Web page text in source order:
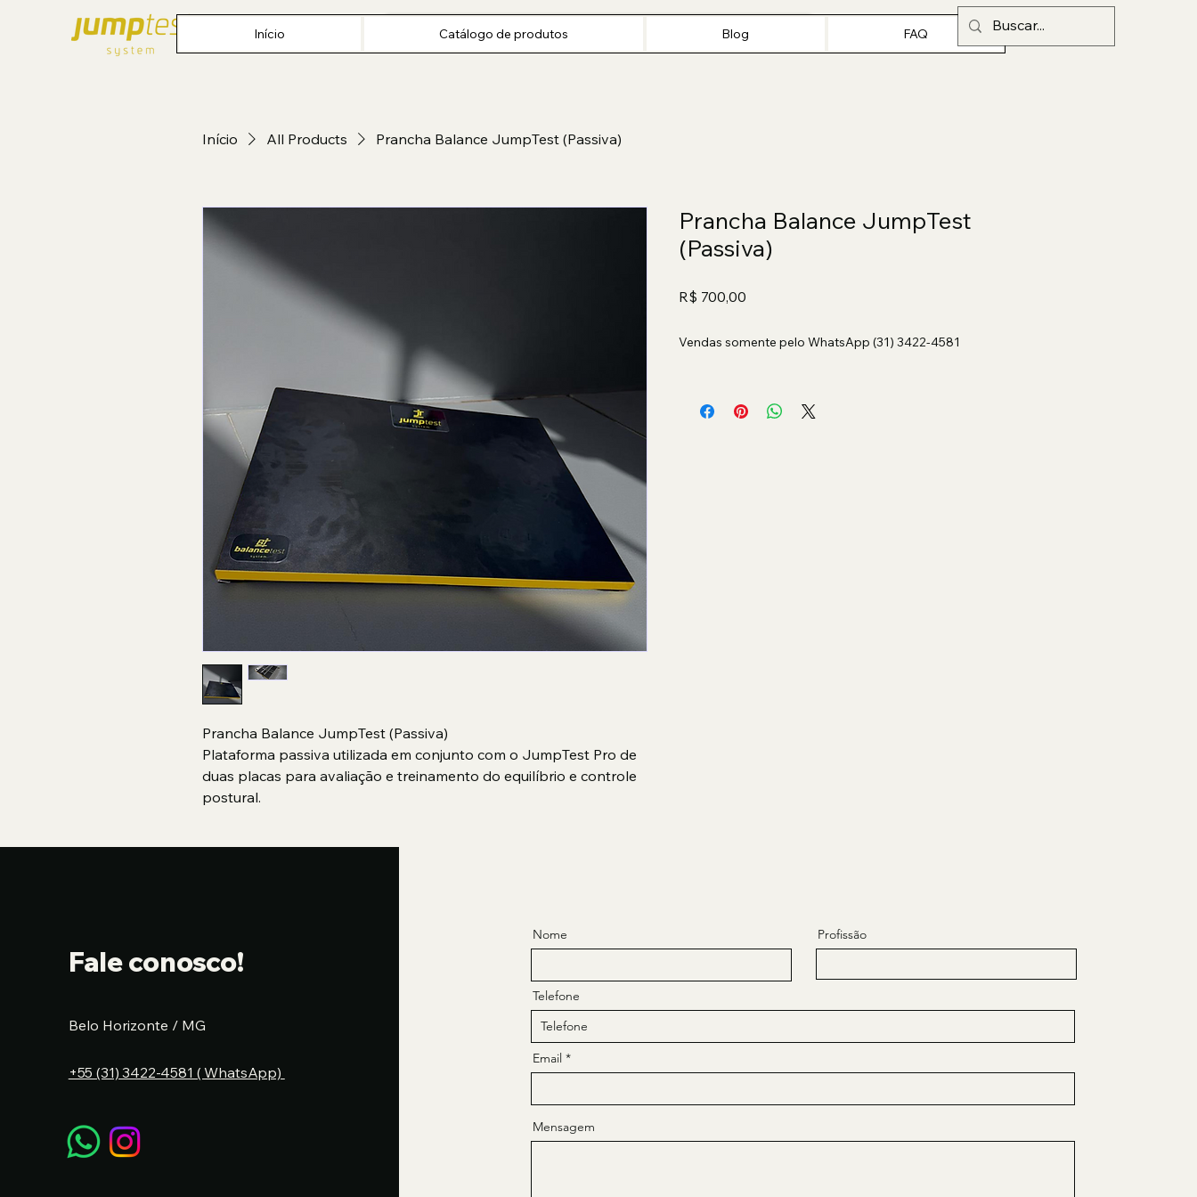
Início Catálogo de produtos FAQ
Início Catálogo de produtos Blog FAQ
Início All Products Prancha Balance JumpTest (Passiva)
Prancha Balance JumpTest (Passiva)
Plataforma passiva utilizada em conjunto com o JumpTest Pro de
duas placas para avaliação e treinamento do equilíbrio e controle
postural.
Prancha Balance JumpTest
(Passiva)
R$ 700,00
Vendas somente pelo WhatsApp (31) 3422-4581
Fale conosco!
Belo Horizonte / MG
+55 (31) 3422-4581 ( WhatsApp)
Nome Profissão
Telefone
Email
Mensagem